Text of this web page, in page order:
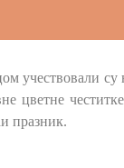
учествовали су
цветне
празник.